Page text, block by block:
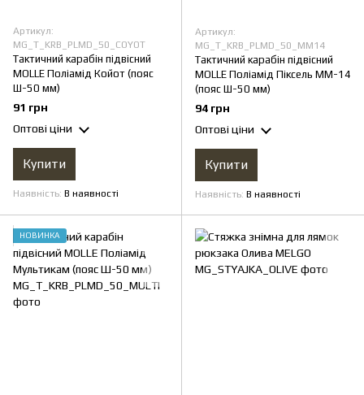
Артикул:
MG_T_KRB_PLMD_50_COYOT
Тактичний карабін підвісний
MOLLE Поліамід Койот (пояс
Ш-50 мм)
91 грн
Оптові ціни
Купити
Наявність В наявності
Артикул:
MG_T_KRB_PLMD_50_MM14
Тактичний карабін підвісний
MOLLE Поліамід Піксель ММ-14
(пояс Ш-50 мм)
94 грн
Оптові ціни
Купити
Наявність В наявності
НОВИНКА